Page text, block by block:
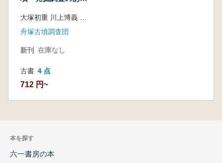
大塚初重 川上博義 小林三郎
舟塚古墳調査団
新刊 在庫なし
古書 4 点
712 円~
本を探す
六一書房の本